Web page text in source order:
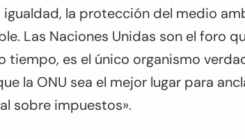
igualdad, la protección del medio
Las Naciones Unidas son el foro
tiempo, es el único organismo
la ONU sea el mejor lugar para
sobre impuestos».